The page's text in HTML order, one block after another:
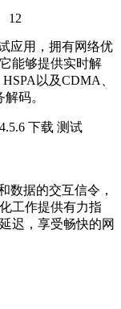
12
应用，拥有网络优
能够提供实时解
以及CDMA、
码。
数据的交互信令，
工作提供有力指
迟，享受畅快的网